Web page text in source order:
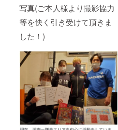
写真(ご本人様より撮影協力
等を快く引き受けて頂きま
した！)